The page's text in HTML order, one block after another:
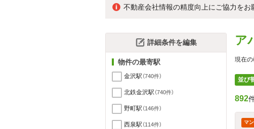
不動産会社情報の精度向上にご協力を
ア
現在
並び
892
マ
詳細条件を編集
物件の最寄駅
金沢駅 （740件）
北鉄金沢駅 （740件）
野町駅 （146件）
西泉駅 （114件）